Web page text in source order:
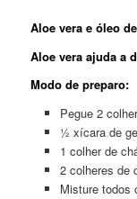
Aloe vera e óleo
Aloe vera ajuda a
Modo de preparo:
Pegue 2
½ xícara de
1 colher de
2 colheres de
Misture todos